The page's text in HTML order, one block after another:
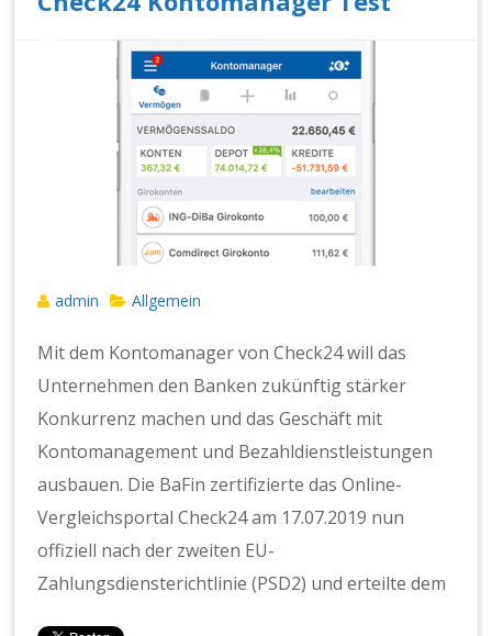
admin Allgemein
Mit dem Kontomanager von Check24 will das
Unternehmen den Banken zukünftig stärker
Konkurrenz machen und das Geschäft mit
Kontomanagement und Bezahldienstleistungen
ausbauen. Die BaFin zertifizierte das Online-
Vergleichsportal Check24 am 17.07.2019 nun
offiziell nach der zweiten EU-
Zahlungsdiensterichtlinie (PSD2) und erteilte dem